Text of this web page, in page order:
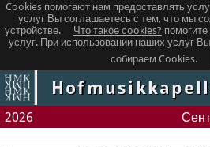
Cookies помогают нам предоставлять
услуг Вы соглашаетесь с тем, что мы
устройстве.
Что такое сookies?
услуг. При использовании наших услуг
собираем Cookies.
2026